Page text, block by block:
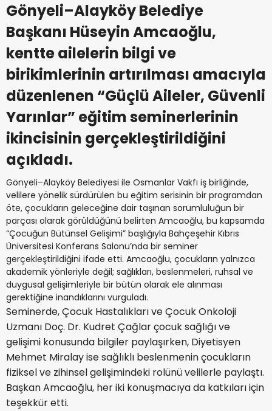
Gönyeli–Alayköy Belediye
Başkanı Hüseyin Amcaoğlu,
kentte ailelerin bilgi ve
birikimlerinin artırılması amacıyla
düzenlenen “Güçlü Aileler, Güvenli
Yarınlar” eğitim seminerlerinin
ikincisinin gerçekleştirildiğini
açıkladı.
Gönyeli–Alayköy Belediyesi ile Osmanlar Vakfı iş birliğinde,
velilere yönelik sürdürülen bu eğitim serisinin bir programdan
öte, çocukların geleceğine dair taşınan sorumluluğun bir
parçası olarak görüldüğünü belirten Amcaoğlu, bu kapsamda
“Çocuğun Bütünsel Gelişimi” başlığıyla Bahçeşehir Kıbrıs
Üniversitesi Konferans Salonu’nda bir seminer
gerçekleştirildiğini ifade etti. Amcaoğlu, çocukların yalnızca
akademik yönleriyle değil; sağlıkları, beslenmeleri, ruhsal ve
duygusal gelişimleriyle bir bütün olarak ele alınması
gerektiğine inandıklarını vurguladı.
Seminerde, Çocuk Hastalıkları ve Çocuk Onkoloji
Uzmanı Doç. Dr. Kudret Çağlar çocuk sağlığı ve
gelişimi konusunda bilgiler paylaşırken, Diyetisyen
Mehmet Miralay ise sağlıklı beslenmenin çocukların
fiziksel ve zihinsel gelişimindeki rolünü velilerle paylaştı.
Başkan Amcaoğlu, her iki konuşmacıya da katkıları için
teşekkür etti.